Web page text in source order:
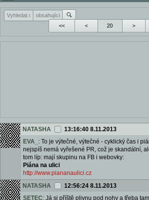
<< < >
NATASHA 13:16:40 8.11.2013
EVA_ : To je výtečné, výtečné - cyklický čas i
nejspíš nemá vyřešené PR, což je skandální,
tom líp: mají skupinu na FB i webovky:
Piána na ulici
http://www.piananaulici.cz
NATASHA
12:56:24 8.11.2013
SETEC: Já si příště plivnu pod nohy a třeba